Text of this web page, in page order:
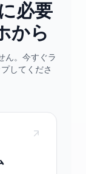
必要
から
ん。今すぐラ
してくださ